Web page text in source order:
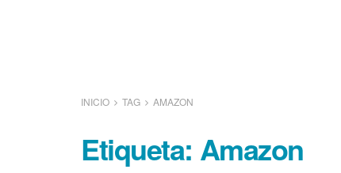
INICIO TAG AMAZON
Etiqueta: Amazon